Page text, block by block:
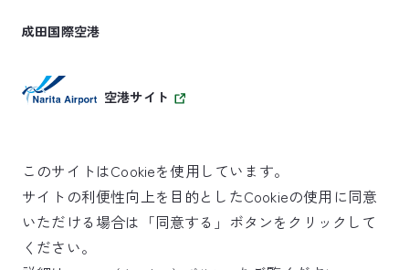
成田国際空港
空港サイト
SKYTRAX
5スターエアポート
このサイトはCookieを使用しています。
サイトの利便性向上を目的としたCookieの使用に同意
いただける場合は「同意する」ボタンをクリックして
ください。